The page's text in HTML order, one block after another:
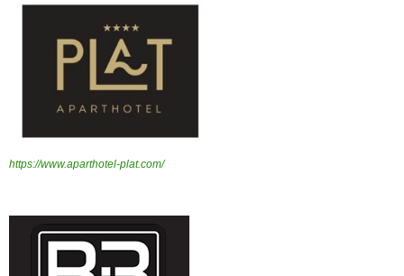
https://www.aparthotel-plat.com/